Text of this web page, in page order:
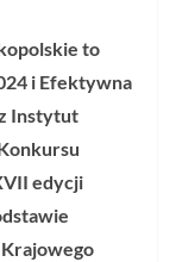
to
i Efektywna
Instytut
edycji